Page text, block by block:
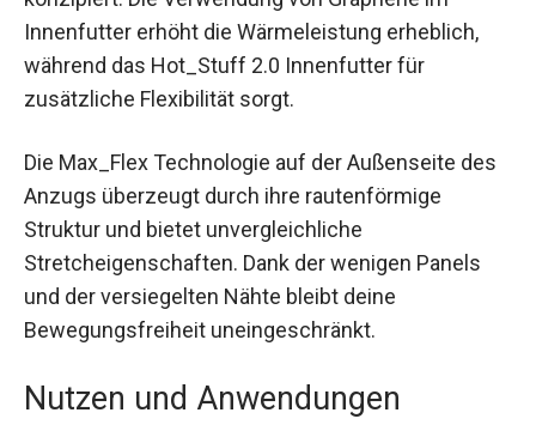
konzipiert. Die Verwendung von Graphene im
Innenfutter erhöht die Wärmeleistung erheblich,
während das Hot_Stuff 2.0 Innenfutter für
zusätzliche Flexibilität sorgt.
Die Max_Flex Technologie auf der Außenseite
des Anzugs überzeugt durch ihre rautenförmige
Struktur und bietet unvergleichliche
Stretcheigenschaften. Dank der wenigen Panels
und der versiegelten Nähte bleibt deine
Bewegungsfreiheit uneingeschränkt.
Nutzen und Anwendungen